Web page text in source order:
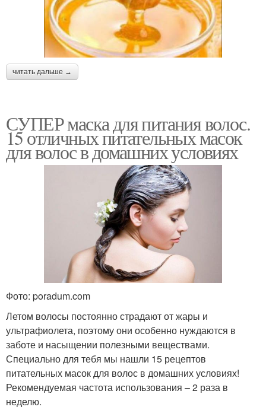
читать дальше →
СУПЕР маска для питания волос.
15 отличных питательных масок
для волос в домашних условиях
Фото: poradum.com
Летом волосы постоянно страдают от жары и
ультрафиолета, поэтому они особенно нуждаются в
заботе и насыщении полезными веществами.
Специально для тебя мы нашли 15 рецептов
питательных масок для волос в домашних условиях!
Рекомендуемая частота использования – 2 раза в
неделю.